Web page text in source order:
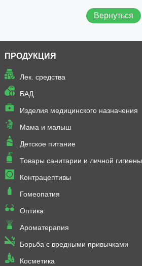
Вернуться
ПРОДУКЦИЯ
Лек. средства
БАД
Изделия медицинского назначения
Мама и малыш
Детское питание
Товары санитарии и личной гигиены
Контрацептивы
Гомеопатия
Оптика
Ароматерапия
Борьба с вредными привычками
Косметика